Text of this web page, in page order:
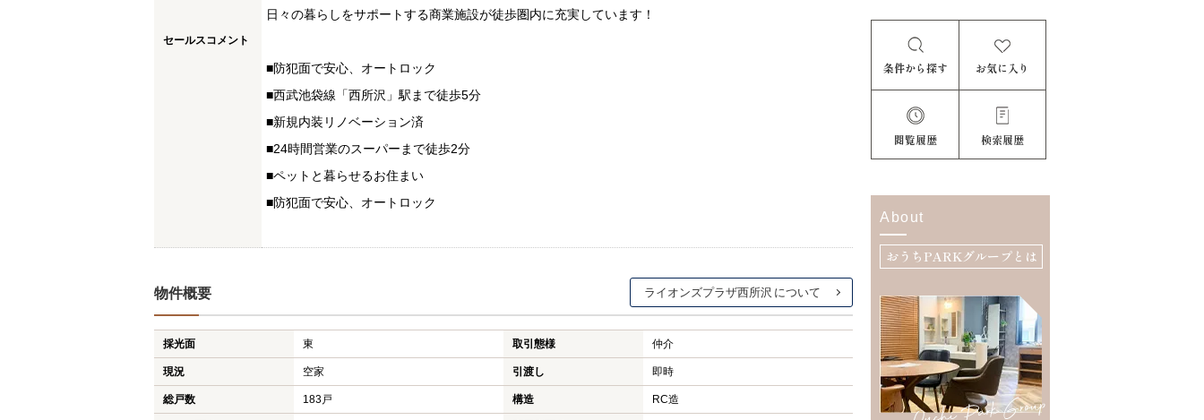
セールスコメント
日々の暮らしをサポートする商業施設が徒歩圏内に充実しています！
■防犯面で安心、オートロック
■西武池袋線「西所沢」駅まで徒歩5分
■新規内装リノベーション済
■24時間営業のスーパーまで徒歩2分
■ペットと暮らせるお住まい
■防犯面で安心、オートロック
物件概要 ライオンズプラザ西所沢
採光面 東 取引態様 仲介
現況 空家 引渡し 即時
総戸数 183戸 構造 RC造
条件から探す お気に入り
閲覧履歴 検索履歴
About
おうちPARKグループとは